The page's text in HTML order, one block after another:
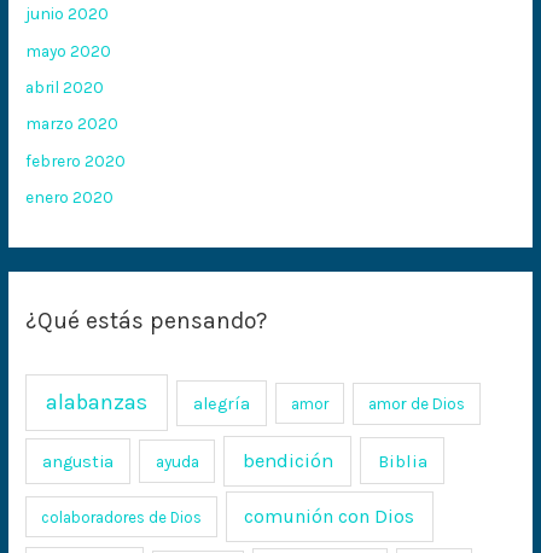
junio 2020
mayo 2020
abril 2020
marzo 2020
febrero 2020
enero 2020
¿Qué estás pensando?
alabanzas alegría amor amor de Dios
angustia ayuda bendición Biblia
colaboradores de Dios comunión con Dios